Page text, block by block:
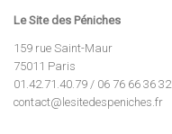
Le Site des Péniches
159 rue Saint-Maur
75011 Paris
01.42.71.40.79 / 06 76 66 36 32
contact@lesitedespeniches.fr